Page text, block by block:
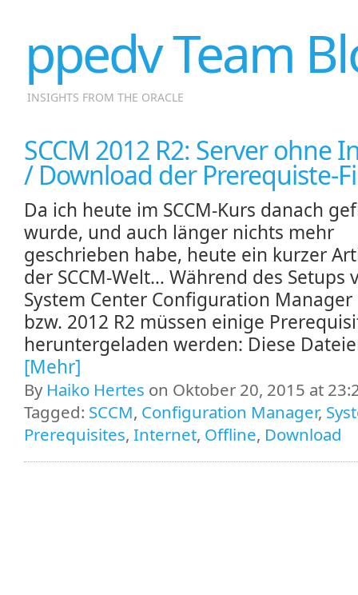
ppedv Team
INSIGHTS FROM THE ORACLE
SCCM 2012 R2: Server ohne
/ Download der Prerequiste-
Da ich heute im SCCM-Kurs danach
wurde, und auch länger nichts mehr
geschrieben habe, heute ein kurzer
der SCCM-Welt… Während des Setups
System Center Configuration Manager
bzw. 2012 R2 müssen einige
heruntergeladen werden: Diese
[Mehr]
By Haiko Hertes on Oktober 20, 2015 at
Tagged: SCCM, Configuration Manager,
Prerequisites, Internet, Offline, Download